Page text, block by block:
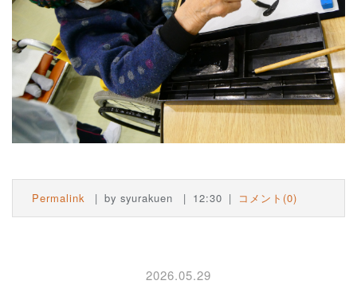
Permalink by syurakuen 12:30 コメント(0)
2026.05.29